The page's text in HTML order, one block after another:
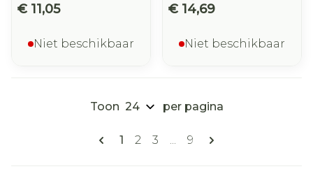
€ 11,05
Niet beschikbaar
€ 14,69
Niet beschikbaar
Pagina's
U lees momenteel pagina
1 Pagina
2 Pagina
3 ... Pagina
9
Toon per pagina